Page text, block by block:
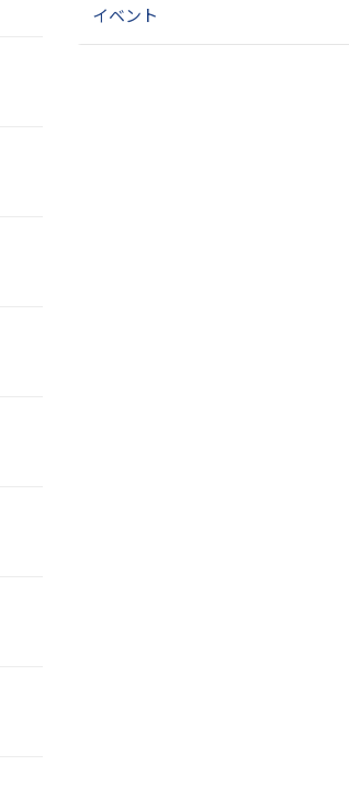
ン
イベント